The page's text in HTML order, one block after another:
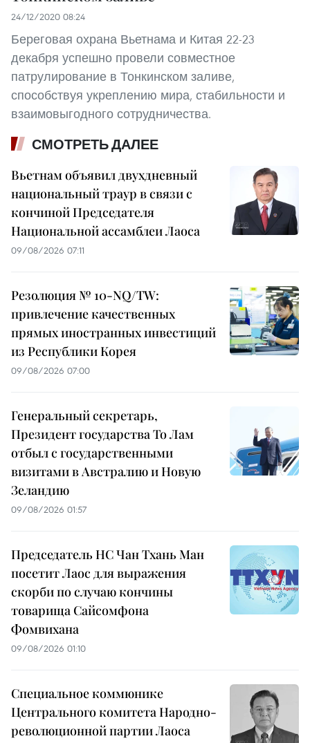
24/12/2020 08:24
Береговая охрана Вьетнама и Китая 22-23
декабря успешно провели совместное
патрулирование в Тонкинском заливе,
способствуя укреплению мира, стабильности и
взаимовыгодного сотрудничества.
СМОТРЕТЬ ДАЛЕЕ
Вьетнам объявил двухдневный
национальный траур в связи с
кончиной Председателя
Национальной ассамблеи Лаоса
09/08/2026 07:11
Резолюция № 10-NQ/TW:
привлечение качественных
прямых иностранных инвестиций
из Республики Корея
09/08/2026 07:00
Генеральный секретарь,
Президент государства То Лам
отбыл с государственными
визитами в Австралию и Новую
Зеландию
09/08/2026 01:57
Председатель НС Чан Тхань Ман
посетит Лаос для выражения
скорби по случаю кончины
товарища Сайсомфона
Фомвихана
09/08/2026 01:10
Специальное коммюнике
Центрального комитета Народно-
революционной партии Лаоса